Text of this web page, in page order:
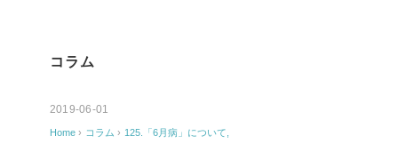
コラム
2019-06-01
Home › コラム › 125.「6月病」について,